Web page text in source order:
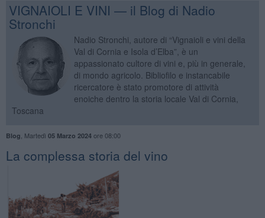
VIGNAIOLI E VINI — il Blog di Nadio
Stronchi
Nadio Stronchi, autore di “Vignaioli e vini della
Val di Cornia e Isola d’Elba”, è un
appassionato cultore di vini e, più in generale,
di mondo agricolo. Bibliofilo e instancabile
ricercatore è stato promotore di attività
enoiche dentro la storia locale Val di Cornia,
Toscana
Blog Martedì 05 Marzo 2024ore 08:00
​La complessa storia del vino